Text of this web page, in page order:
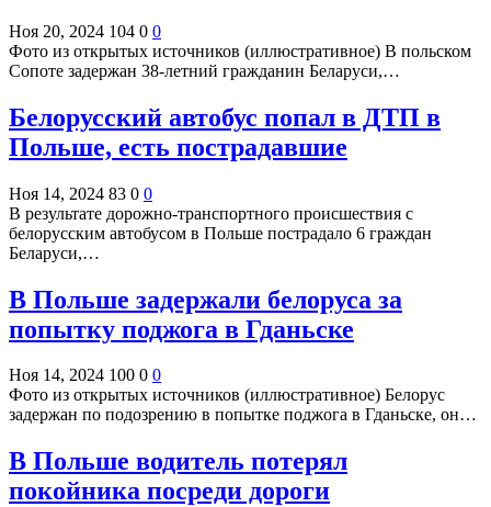
Ноя 20, 2024 104 0 0
Фото из открытых источников (иллюстративное) В польском
Сопоте задержан 38-летний гражданин Беларуси,…
Белорусский автобус попал в ДТП в
Польше, есть пострадавшие
Ноя 14, 2024 83 0 0
В результате дорожно-транспортного происшествия с
белорусским автобусом в Польше пострадало 6 граждан
Беларуси,…
В Польше задержали белоруса за
попытку поджога в Гданьске
Ноя 14, 2024 100 0 0
Фото из открытых источников (иллюстративное) Белорус
задержан по подозрению в попытке поджога в Гданьске, он…
В Польше водитель потерял
покойника посреди дороги